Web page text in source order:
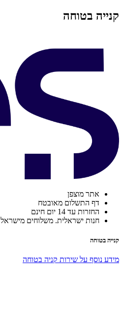
קנייה בטוחה
אתר מוצפן
דף התשלום מאובטח
החזרות עד 14 יום חינם
חנות ישראלית. משלוחים מישראל
קנייה בטוחה
מידע נוסף על שירות קניה בטוחה